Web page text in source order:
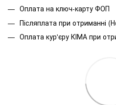
Оплата на ключ-карту ФОП
Післяплата при отриманні
Оплата кур'єру КІМА при